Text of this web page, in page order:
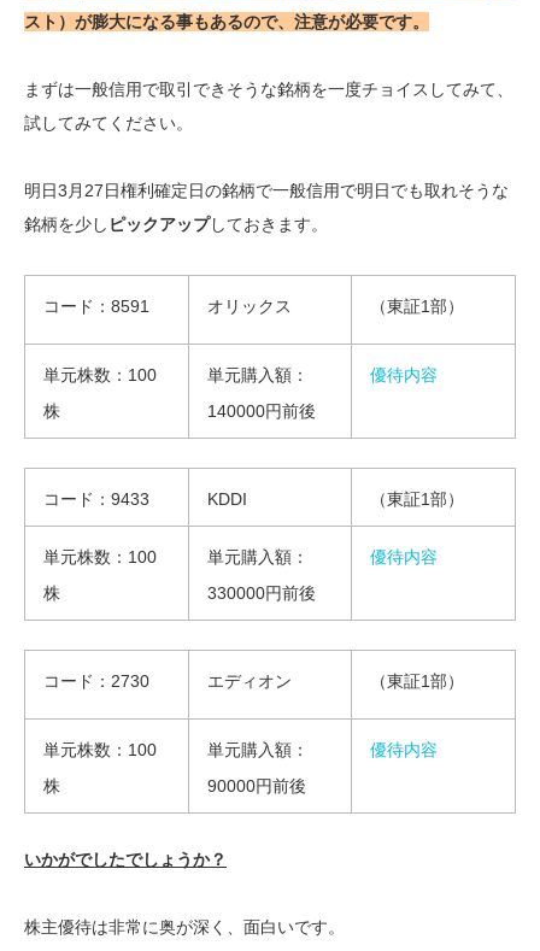
スト）が膨大になる事もあるので、注意が必要です。
まずは一般信用で取引できそうな銘柄を一度チョイスしてみて、
試してみてください。
明日3月27日権利確定日の銘柄で一般信用で明日でも取れそうな
銘柄を少し ピックアップしておきます。
コード：8591 オリックス （東証1部）
単元株数：100
株
単元購入額：
140000円前後
優待内容
コード：9433 KDDI （東証1部）
単元株数：100
株
単元購入額：
330000円前後
優待内容
コード：2730 エディオン （東証1部）
単元株数：100
株
単元購入額：
90000円前後
優待内容
いかがでしたでしょうか？
株主優待は非常に奥が深く、面白いです。